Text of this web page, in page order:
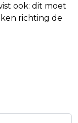
ook: dit moet
richting de
OVER
PARIJS